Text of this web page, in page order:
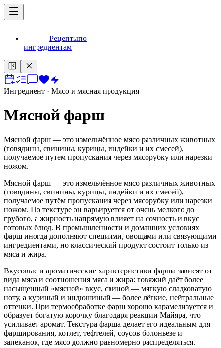
Рецептыпо
ингредиентам
Ингредиент · Мясо и мясная продукция
Мясной фарш
Мясной фарш — это измельчённое мясо различных животных
(говядины, свинины, курицы, индейки и их смесей),
получаемое путём пропускания через мясорубку или нарезки
ножом.
Мясной фарш — это измельчённое мясо различных животных
(говядины, свинины, курицы, индейки и их смесей),
получаемое путём пропускания через мясорубку или нарезки
ножом. По текстуре он варьируется от очень мелкого до
грубого, а жирность напрямую влияет на сочность и вкус
готовых блюд. В промышленности и домашних условиях
фарш иногда дополняют специями, овощами или связующими
ингредиентами, но классический продукт состоит только из
мяса и жира.
Вкусовые и ароматические характеристики фарша зависят от
вида мяса и соотношения мяса и жира: говяжий даёт более
насыщенный «мясной» вкус, свиной — мягкую сладковатую
ноту, а куриный и индюшиный — более лёгкие, нейтральные
оттенки. При термообработке фарш хорошо карамелизуется и
образует богатую корочку благодаря реакции Майяра, что
усиливает аромат. Текстура фарша делает его идеальным для
фарширования, котлет, тефтелей, соусов болоньезе и
запеканок, где мясо должно равномерно распределяться.